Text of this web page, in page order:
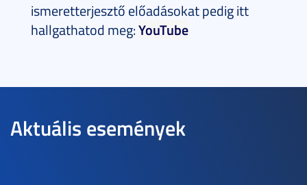
ismeretterjesztő előadásokat pedig itt
hallgathatod meg:YouTube
Aktuális események